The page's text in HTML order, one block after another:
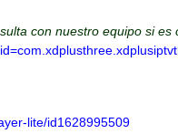
con nuestro equipo si es
lite/id1628995509